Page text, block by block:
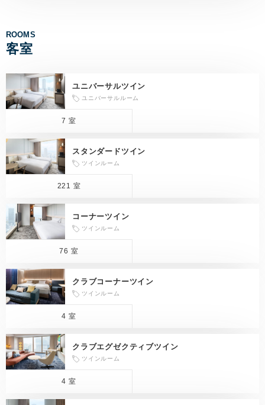
ROOMS
客室
ユニバーサルツイン
ユニバーサルルーム
7 室
スタンダードツイン
ツインルーム
221 室
コーナーツイン
ツインルーム
76 室
クラブコーナーツイン
ツインルーム
4 室
クラブエグゼクティブツイン
ツインルーム
4 室